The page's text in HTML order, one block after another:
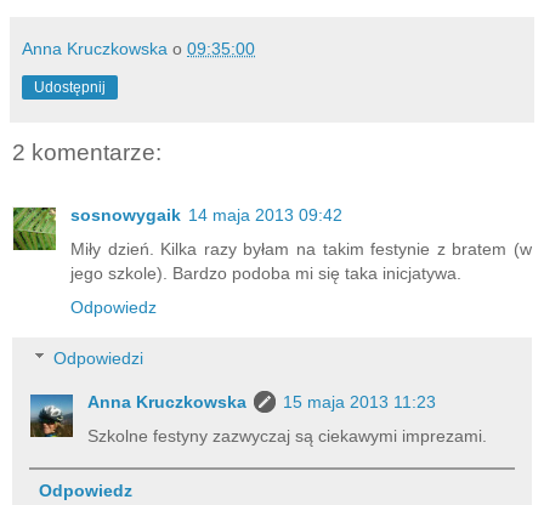
Anna Kruczkowska o 09:35:00
Udostępnij
2 komentarze:
sosnowygaik 14 maja 2013 09:42
Miły dzień. Kilka razy byłam na takim festynie z bratem (w
jego szkole). Bardzo podoba mi się taka inicjatywa.
Odpowiedz
Odpowiedzi
Anna Kruczkowska
15 maja 2013 11:23
Szkolne festyny zazwyczaj są ciekawymi imprezami.
Odpowiedz